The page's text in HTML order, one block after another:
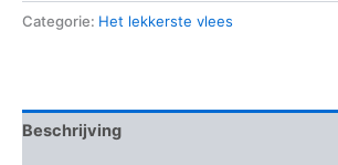
Categorie: Het lekkerste vlees
Beschrijving